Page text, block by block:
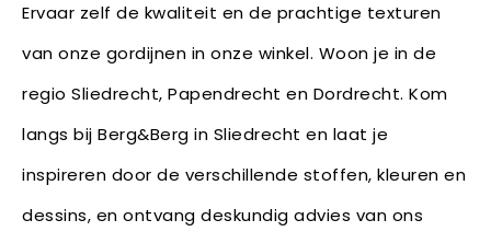
Ervaar zelf de kwaliteit en de prachtige texturen
van onze gordijnen in onze winkel. Woon je in de
regio Sliedrecht, Papendrecht en Dordrecht. Kom
langs bij Berg&Berg in Sliedrecht en laat je
inspireren door de verschillende stoffen, kleuren en
dessins, en ontvang deskundig advies van ons